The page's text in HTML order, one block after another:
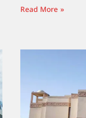
Read More »